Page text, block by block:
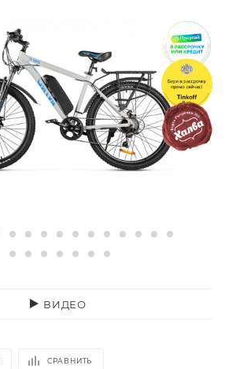
ВИДЕО
СРАВНИТЬ